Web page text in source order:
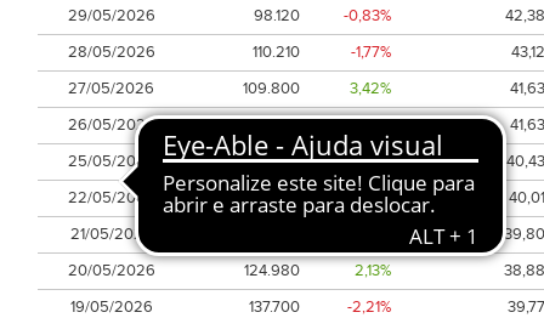
29/05/2026
98.120 -0,83%
42,38
28/05/2026
110.210 -1,77%
43,12
27/05/2026
109.800 3,42%
41,63
26/05/2026
127.910 -0,72%
41,63
25/05/2026
110.740 5,41%
40,43
22/05/2026
131.230 -0,43%
40,01
21/05/2026
39,80
20/05/2026
124.980 2,13%
38,88
19/05/2026
137.700 -2,21%
39,77